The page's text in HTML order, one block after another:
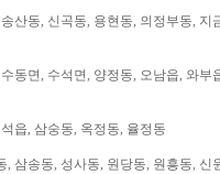
산동, 신곡동, 용현동, 의정부동, 지
동면, 수석면, 양정동, 오남읍, 와부
읍, 삼숭동, 옥정동, 율정동
삼송동, 성사동, 원당동, 원흥동, 신